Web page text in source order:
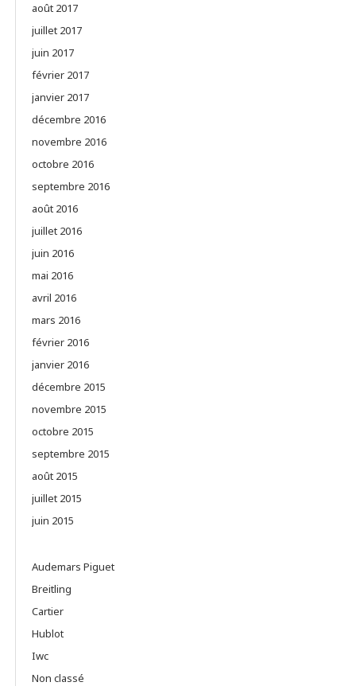
août 2017
juillet 2017
juin 2017
février 2017
janvier 2017
décembre 2016
novembre 2016
octobre 2016
septembre 2016
août 2016
juillet 2016
juin 2016
mai 2016
avril 2016
mars 2016
février 2016
janvier 2016
décembre 2015
novembre 2015
octobre 2015
septembre 2015
août 2015
juillet 2015
juin 2015
Audemars Piguet
Breitling
Cartier
Hublot
Iwc
Non classé